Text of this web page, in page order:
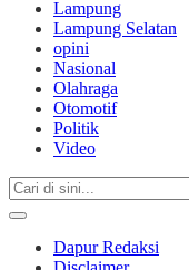
Lampung
Lampung Selatan
opini
Nasional
Olahraga
Otomotif
Politik
Video
Dapur Redaksi